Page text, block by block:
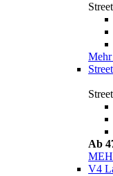
Mehr
Ab
V4